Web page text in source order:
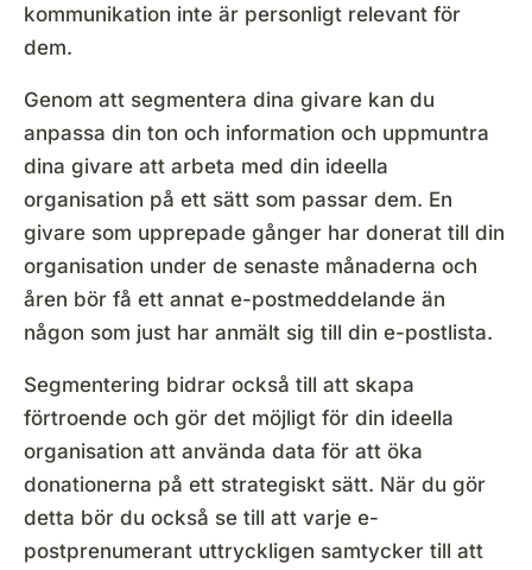
kommunikation inte är personligt relevant för
dem.
Genom att segmentera dina givare kan du
anpassa din ton och information och uppmuntra
dina givare att arbeta med din ideella
organisation på ett sätt som passar dem. En
givare som upprepade gånger har donerat till din
organisation under de senaste månaderna och
åren bör få ett annat e-postmeddelande än
någon som just har anmält sig till din e-postlista.
Segmentering bidrar också till att skapa
förtroende och gör det möjligt för din ideella
organisation att använda data för att öka
donationerna på ett strategiskt sätt. När du gör
detta bör du också se till att varje e-
postprenumerant uttryckligen samtycker till att